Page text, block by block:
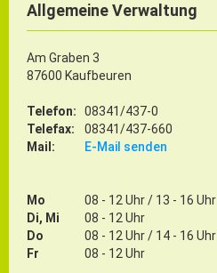
Allgemeine Verwaltung
Am Graben 3
87600 Kaufbeuren
Telefon:
08341/437-0
Telefax:
08341/437-660
Mail:
E-Mail senden
Mo
08 - 12 Uhr / 13 - 16 Uhr
Di, Mi
08 - 12 Uhr
Do
08 - 12 Uhr / 14 - 16 Uhr
Fr
08 - 12 Uhr